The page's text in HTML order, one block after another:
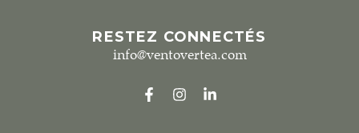
RESTEZ CONNECTÉS
info@ventovertea.com